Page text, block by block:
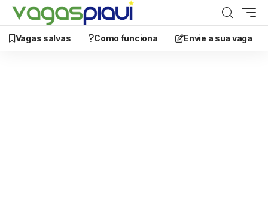
Vagas salvas Como funciona Envie a sua vaga